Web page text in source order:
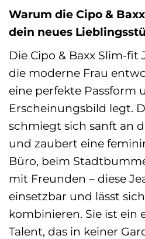
Warum die Cipo &
dein neues
Die Cipo & Baxx Slim-fit
die moderne Frau
eine perfekte Passform
Erscheinungsbild legt.
schmiegt sich sanft an
und zaubert eine
Büro, beim
mit Freunden – diese
einsetzbar und lässt
kombinieren. Sie ist ein
Talent, das in keiner